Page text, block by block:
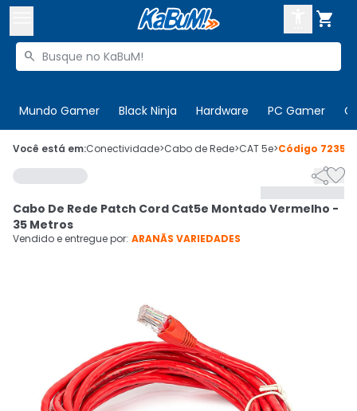

Buscar produtos

Mundo Gamer Black Ninja Hardware PC Gamer
 Olá. Acesse sua conta
 Departamentos
Cupons
CADASTRE-SE
Você está em:Conectividade>Cabo de Rede>CAT 5e>Código

Cabo De Rede Patch Cord Cat5e Montado Vermelho -
35 Metros
Vendido e entregue por: ARANÃS VARIEDADES